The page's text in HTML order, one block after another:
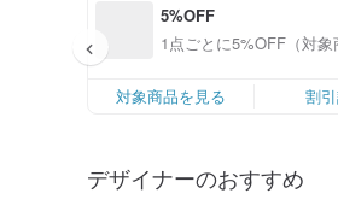
5%OFF
1点ごとに5%OFF（対象
対象商品を見る 割
デザイナーのおすすめ